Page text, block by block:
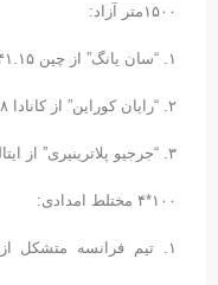
١۵۰۰متر آزاد:
٢. “رایان کوراین” از کانادا ١۴.۴٢.۴٨
٣. “جرجیو پلاترینیری” از ایتالیا ١۴.۴۵.٣٧
١۰۰*۴ مختلط امدادی:
١. تیم فرانسه متشکل از